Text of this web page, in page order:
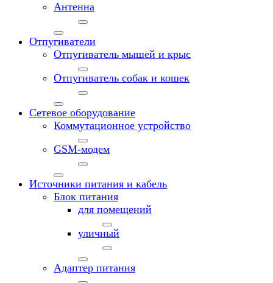
Антенна
Отпугиватели
Отпугиватель мышей и крыс
Отпугиватель собак и кошек
Сетевое оборудование
Коммутационное устройство
GSM-модем
Источники питания и кабель
Блок питания
для помещений
уличный
Адаптер питания